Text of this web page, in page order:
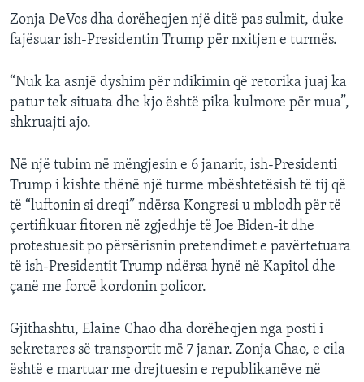
Zonja DeVos dha dorëheqjen një ditë pas sulmit, duke
fajësuar ish-Presidentin Trump për nxitjen e turmës.
“Nuk ka asnjë dyshim për ndikimin që retorika juaj ka
patur tek situata dhe kjo është pika kulmore për mua”,
shkruajti ajo.
Në një tubim në mëngjesin e 6 janarit, ish-Presidenti
Trump i kishte thënë një turme mbështetësish të tij që
të “luftonin si dreqi” ndërsa Kongresi u mblodh për të
çertifikuar fitoren në zgjedhje të Joe Biden-it dhe
protestuesit po përsërisnin pretendimet e pavërtetuara
të ish-Presidentit Trump ndërsa hynë në Kapitol dhe
çanë me forcë kordonin policor.
Gjithashtu, Elaine Chao dha dorëheqjen nga posti i
sekretares së transportit më 7 janar. Zonja Chao, e cila
është e martuar me drejtuesin e republikanëve në